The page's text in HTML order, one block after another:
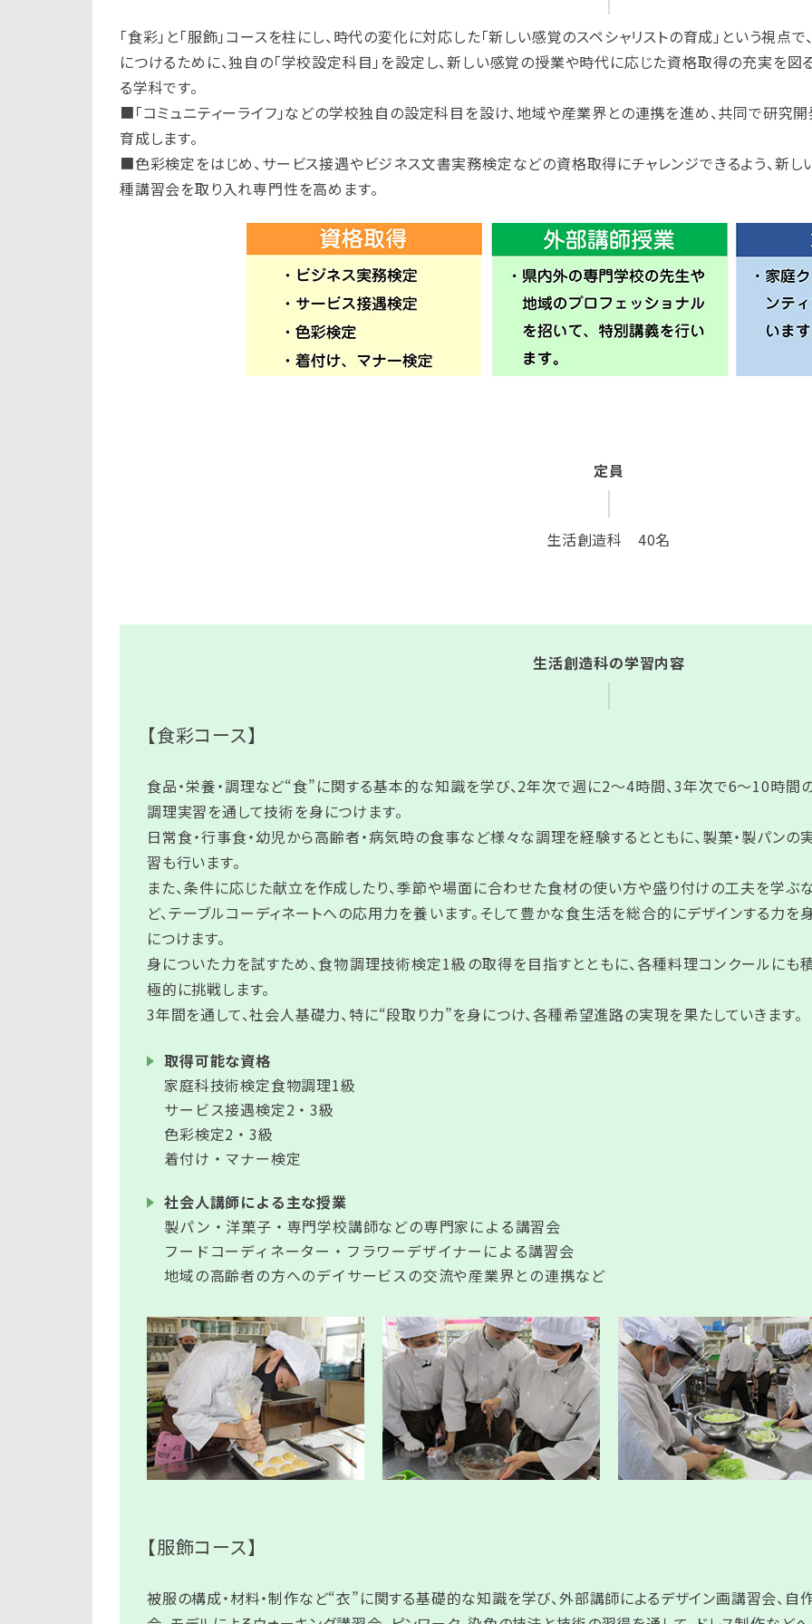
「食彩」と「服飾」コースを柱にし、時代の変化に対応した「新しい感覚のスペシャリストの育成」という視点
につけるために、独自の「学校設定科目」を設定し、新しい感覚の授業や時代に応じた資格取得の充実を図
る学科です。
■「コミュニティーライフ」などの学校独自の設定科目を設け、地域や産業界との連携を進め、共同で研究
育成します。
■色彩検定をはじめ、サービス接遇やビジネス文書実務検定などの資格取得にチャレンジできるよう、新
種講習会を取り入れ専門性を高めます。
定員
生活創造科 40名
生活創造科の学習内容
【食彩コース】
食品・栄養・調理など“食”に関する基本的な知識を学び、2年次で週に2～4時間、3年次で6～10時間
調理実習を通して技術を身につけます。
日常食・行事食・幼児から高齢者・病気時の食事など様々な調理を経験するとともに、製菓・製パンの
習も行います。
また、条件に応じた献立を作成したり、季節や場面に合わせた食材の使い方や盛り付けの工夫を学ぶ
ど、テーブルコーディネートへの応用力を養います。そして豊かな食生活を総合的にデザインする力を
につけます。
身についた力を試すため、食物調理技術検定1級の取得を目指すとともに、各種料理コンクールにも
極的に挑戦します。
3年間を通して、社会人基礎力、特に“段取り力”を身につけ、各種希望進路の実現を果たしていきます。
取得可能な資格
家庭科技術検定食物調理1級
サービス接遇検定2・3級
色彩検定2・3級
着付け・マナー検定
社会人講師による主な授業
製パン・洋菓子・専門学校講師などの専門家による講習会
フードコーディネーター・フラワーデザイナーによる講習会
地域の高齢者の方へのデイサービスの交流や産業界との連携など
【服飾コース】
被服の構成・材料・制作など“衣”に関する基礎的な知識を学び、外部講師によるデザイン画講習会、自